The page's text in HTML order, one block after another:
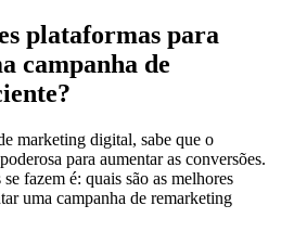
plataformas para
campanha de
marketing digital, sabe que o
para aumentar as conversões.
fazem é: quais são as melhores
uma campanha de remarketing